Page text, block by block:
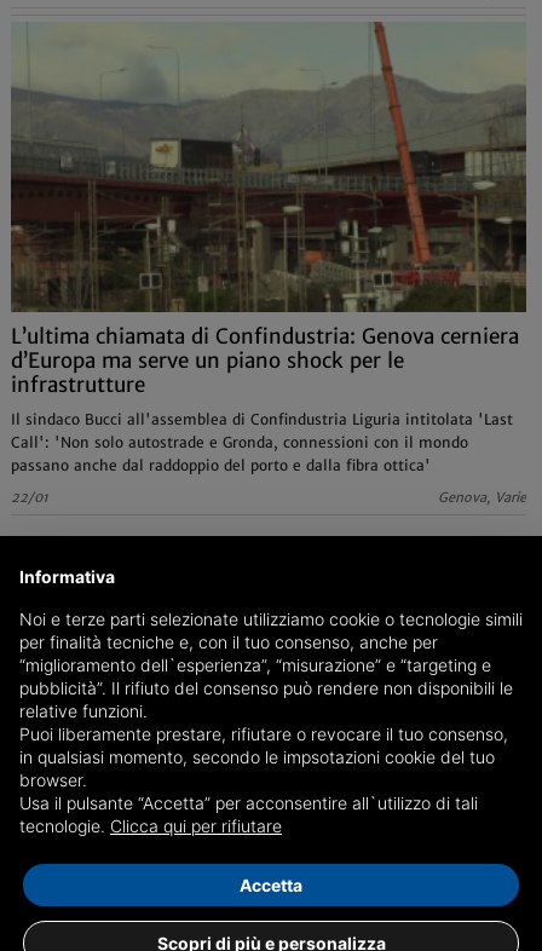
L’ultima chiamata di Confindustria: Genova cerniera
d’Europa ma serve un piano shock per le
infrastrutture
Il sindaco Bucci all'assemblea di Confindustria Liguria intitolata 'Last
Call': 'Non solo autostrade e Gronda, connessioni con il mondo
passano anche dal raddoppio del porto e dalla fibra ottica'
22/01 Genova, Varie
Torna il Genoa International Music Youth Festival
Seconda edizione per il Gimyf, il festival musicale dedicato ai giovani,
Informativa
Noi e terze parti selezionate utilizziamo cookie o tecnologie simili
per finalità tecniche e, con il tuo consenso, anche per
“miglioramento dell`esperienza”, “misurazione” e “targeting e
pubblicità”. Il rifiuto del consenso può rendere non disponibili le
relative funzioni.
Puoi liberamente prestare, rifiutare o revocare il tuo consenso,
in qualsiasi momento, secondo le impsotazioni cookie del tuo
browser.
Usa il pulsante “Accetta” per acconsentire all`utilizzo di tali
tecnologie. Clicca qui per rifiutare
Scopri di più e personalizza
Accetta